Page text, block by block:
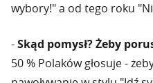
wybory!" a od tego roku
-Skąd pomysł? Żeby
50 % Polaków głosuje -